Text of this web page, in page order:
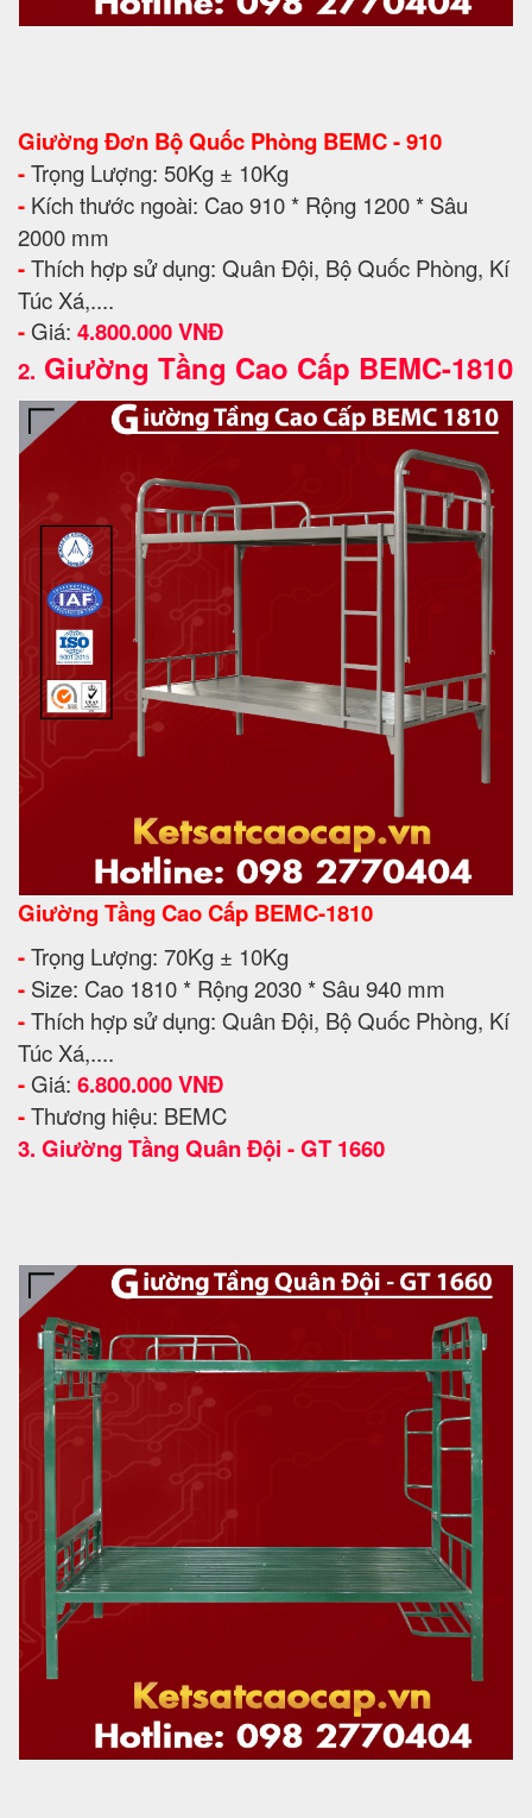
Giường Đơn Bộ Quốc Phòng BEMC - 910
-Trọng Lượng: 50Kg ± 10Kg
- Kích thước ngoài: Cao 910 * Rộng 1200 * Sâu
2000 mm
-Thích hợp sử dụng: Quân Đội, Bộ Quốc Phòng, Kí
Túc Xá,....
- Giá: 4.800.000 VNĐ
2. Giường Tầng Cao Cấp BEMC-1810
Giường Tầng Cao Cấp BEMC-1810
-Trọng Lượng: 70Kg ± 10Kg
- Size: Cao 1810 * Rộng 2030 * Sâu 940 mm
-Thích hợp sử dụng: Quân Đội, Bộ Quốc Phòng, Kí
Túc Xá,....
- Giá: 6.800.000 VNĐ
-Thương hiệu: BEMC
3. Giường Tầng Quân Đội - GT 1660